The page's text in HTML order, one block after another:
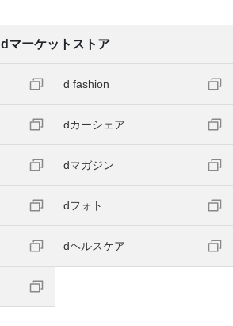
dマーケットストア
d fashion
dカーシェア
dマガジン
dフォト
dヘルスケア